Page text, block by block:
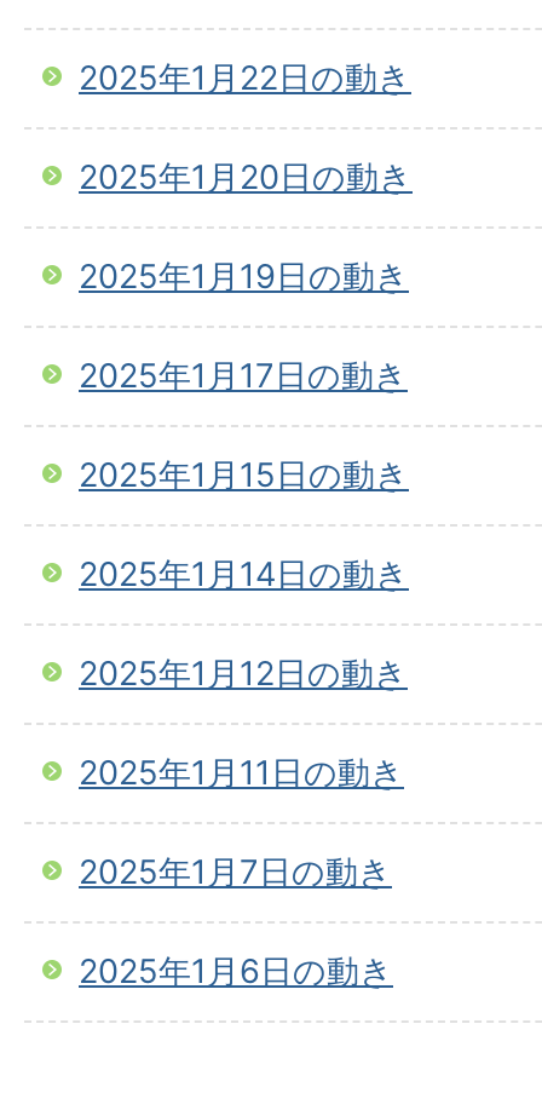
2025年1月22日の動き
2025年1月20日の動き
2025年1月19日の動き
2025年1月17日の動き
2025年1月15日の動き
2025年1月14日の動き
2025年1月12日の動き
2025年1月11日の動き
2025年1月7日の動き
2025年1月6日の動き